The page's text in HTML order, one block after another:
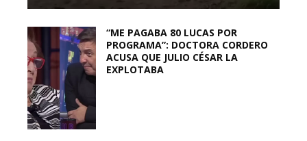
“ME PAGABA 80 LUCAS POR
PROGRAMA”: DOCTORA CORDERO
ACUSA QUE JULIO CÉSAR LA
EXPLOTABA